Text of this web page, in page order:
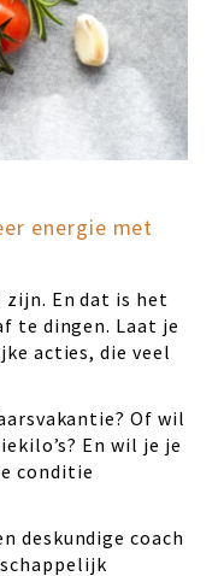
energie met
En dat is het
te dingen. Laat je
acties, die veel
Of wil
En wil je je
conditie
deskundige coach